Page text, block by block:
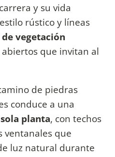
y su vida
rústico y líneas
vegetación
abiertos que invitan al
de piedras
conduce a una
planta, con techos
ventanales que
luz natural durante